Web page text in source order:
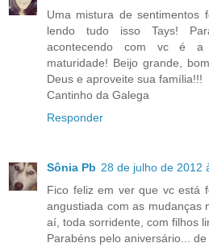
Uma mistura de sentimentos
lendo tudo isso Tays!
acontecendo com vc é
maturidade! Beijo grande,
Deus e aproveite sua família!!!
Cantinho da Galega
Responder
Sônia Pb 28 de julho de 2012
Fico feliz em ver que vc está
angustiada com as mudanças
aí, toda sorridente, com filhos
Parabéns pelo aniversário... de